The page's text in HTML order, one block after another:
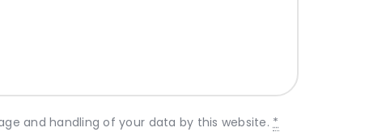
and handling of your data by this website.*